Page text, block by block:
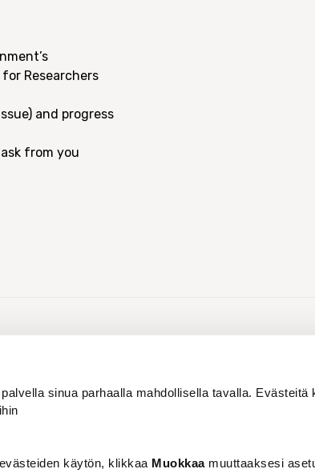
sinua parhaalla mahdollisella tavalla. Evästeitä
käytön, klikkaa Muokkaamuuttaaksesi
Researchers
and progress
from you